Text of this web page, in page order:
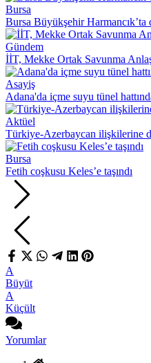
Bursa
Bursa Büyükşehir
Gündem
İİT, Mekke Ortak Savunma
Asayiş
Adana'da içme suyu tünel
Aktüel
Türkiye-Azerbaycan ilişkilerine
Bursa
Fetih coşkusu Keles’e taşındı
A
Büyüt
A
Küçült
Yorumlar